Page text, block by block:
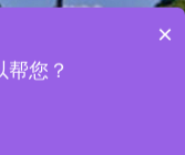
×
您？